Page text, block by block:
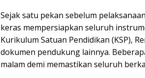
Sejak satu pekan sebelum
keras mempersiapkan seluruh
Kurikulum Satuan Pendidikan (KSP),
dokumen pendukung lainnya.
malam demi memastikan seluruh